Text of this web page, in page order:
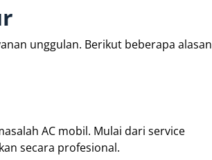
unggulan. Berikut beberapa alasan
AC mobil. Mulai dari service
secara profesional.